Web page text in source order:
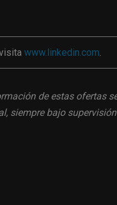
www.linkedin.com
de estas ofertas
siempre bajo